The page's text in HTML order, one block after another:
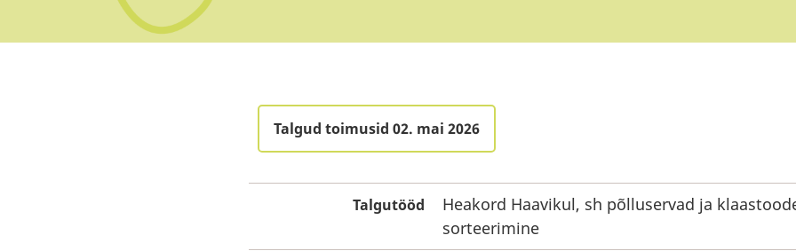
Talgud toimusid 02. mai 2026
Talgutööd
Heakord Haavikul, sh põlluservad ja
sorteerimine